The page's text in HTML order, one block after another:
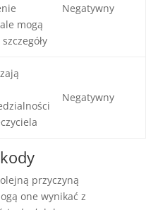
mogą
Negatywny
Negatywny
przyczyną
one wynikać z